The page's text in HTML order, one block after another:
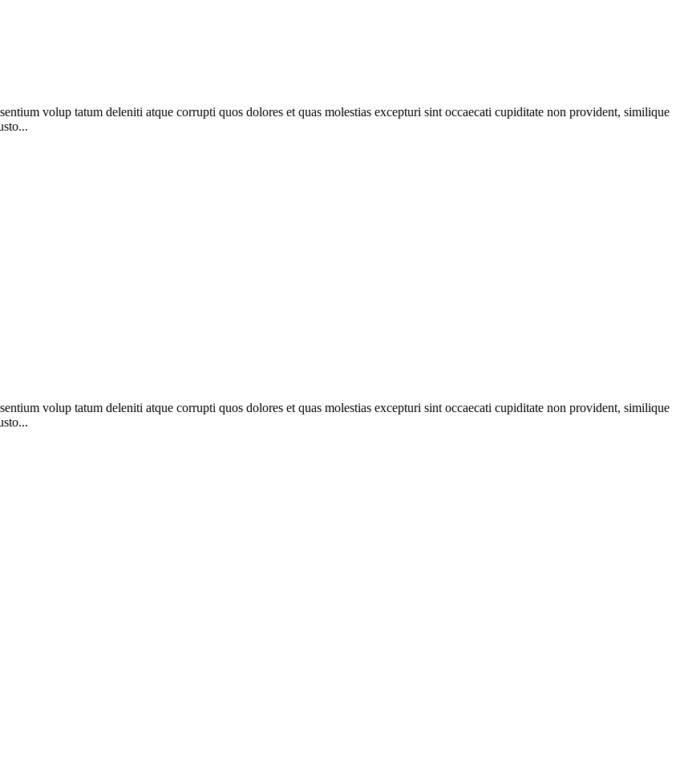
volup tatum deleniti atque corrupti quos dolores et quas molestias excepturi sint occaecati cupiditate non provident, similique
volup tatum deleniti atque corrupti quos dolores et quas molestias excepturi sint occaecati cupiditate non provident, similique